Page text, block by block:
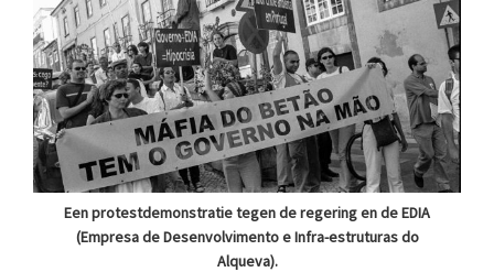
Een protestdemonstratie tegen de regering en de EDIA
(Empresa de Desenvolvimento e Infra-estruturas do
Alqueva).